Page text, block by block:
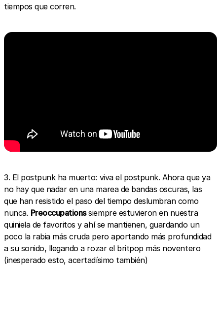
tiempos que corren.
3. El postpunk ha muerto: viva el postpunk. Ahora que ya
no hay que nadar en una marea de bandas oscuras, las
que han resistido el paso del tiempo deslumbran como
nunca. Preoccupationssiempre estuvieron en nuestra
quiniela de favoritos y ahí se mantienen, guardando un
poco la rabia más cruda pero aportando más profundidad
a su sonido, llegando a rozar el britpop más noventero
(inesperado esto, acertadísimo también)